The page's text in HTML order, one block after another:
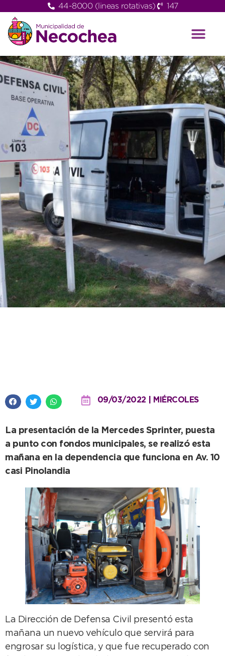
44-8000 (lineas rotativas) 147
09/03/2022 | MIÉRCOLES
La presentación de la Mercedes Sprinter, puesta
a punto con fondos municipales, se realizó esta
mañana en la dependencia que funciona en Av. 10
casi Pinolandia
La Dirección de Defensa Civil presentó esta
mañana un nuevo vehículo que servirá para
engrosar su logística, y que fue recuperado con